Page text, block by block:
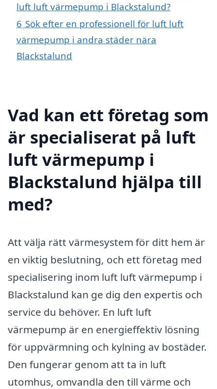
luft luft värmepump i Blackstalund?
6 Sök efter en professionell för luft luft
värmepump i andra städer nära
Blackstalund
Vad kan ett företag som
är specialiserat på luft
luft värmepump i
Blackstalund hjälpa till
med?
Att välja rätt värmesystem för ditt hem är
en viktig beslutning, och ett företag med
specialisering inom luft luft värmepump i
Blackstalund kan ge dig den expertis och
service du behöver. En luft luft
värmepump är en energieffektiv lösning
för uppvärmning och kylning av bostäder.
Den fungerar genom att ta in luft
utomhus, omvandla den till värme och